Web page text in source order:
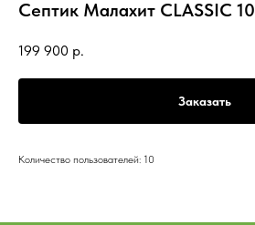
Септик Малахит CLASSIC 10
199 900 р.
Заказать
Количество пользователей: 10